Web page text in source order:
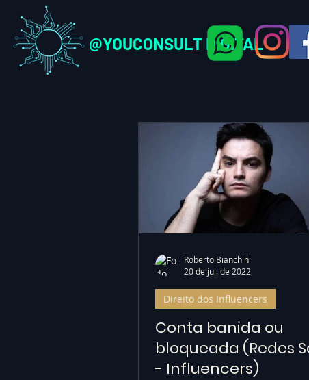
@YOUCONSULT DIGITAL
Conta banida ou
bloqueada (Redes
- Influencers)
Direito dos Influencers
Roberto Bianchini
20 de jul. de 2022